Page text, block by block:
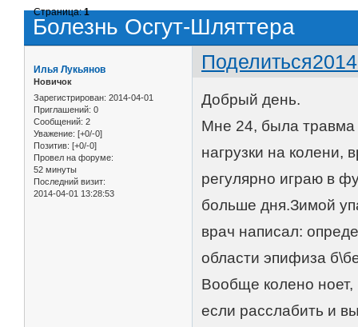
Болезнь Осгут-Шляттера
Страница:1
Поделиться
Илья Лукьянов
Новичок
Зарегистрирован: 2014-04-01
Приглашений: 0
Сообщений: 2
Уважение: [+0/-0]
Позитив: [+0/-0]
Провел на форуме:
52 минуты
Последний визит:
2014-04-01 13:28:53
Добрый день.
Мне 24, была травма
нагрузки на колени,
регулярно играю в
больше дня.Зимой
врач написал:
области эпифиза
Вообще колено
если расслабить и